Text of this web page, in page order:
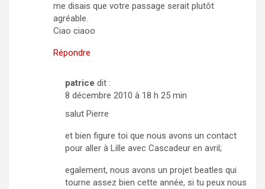
me disais que votre passage serait plutôt
agréable.
Ciao ciaoo
Répondre
patrice dit :
8 décembre 2010 à 18 h 25 min
salut Pierre
et bien figure toi que nous avons un contact
pour aller à Lille avec Cascadeur en avril;
egalement, nous avons un projet beatles qui
tourne assez bien cette année, si tu peux nous